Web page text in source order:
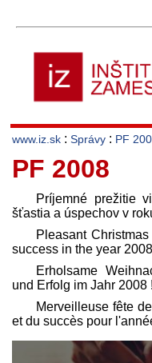
www.iz.sk : Správy : PF
PF 2008
Príjemné prežitie
šťastia a úspechov v
Pleasant
success in the year
Erholsame
und Erfolg im Jahr 2008 !
Merveilleuse fête
et du succès pour